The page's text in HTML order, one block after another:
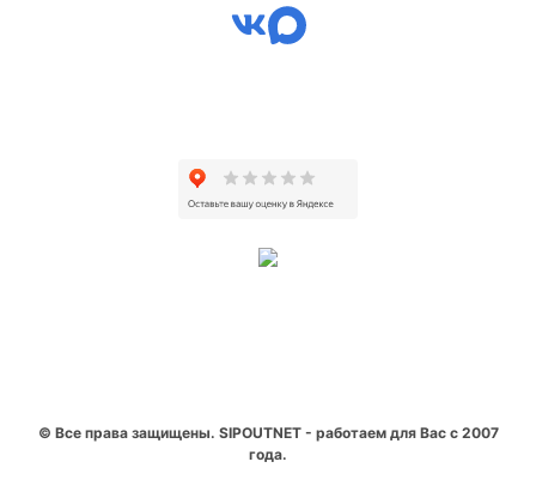
© Все права защищены. SIPOUTNET - работаем для Вас с 2007
года.